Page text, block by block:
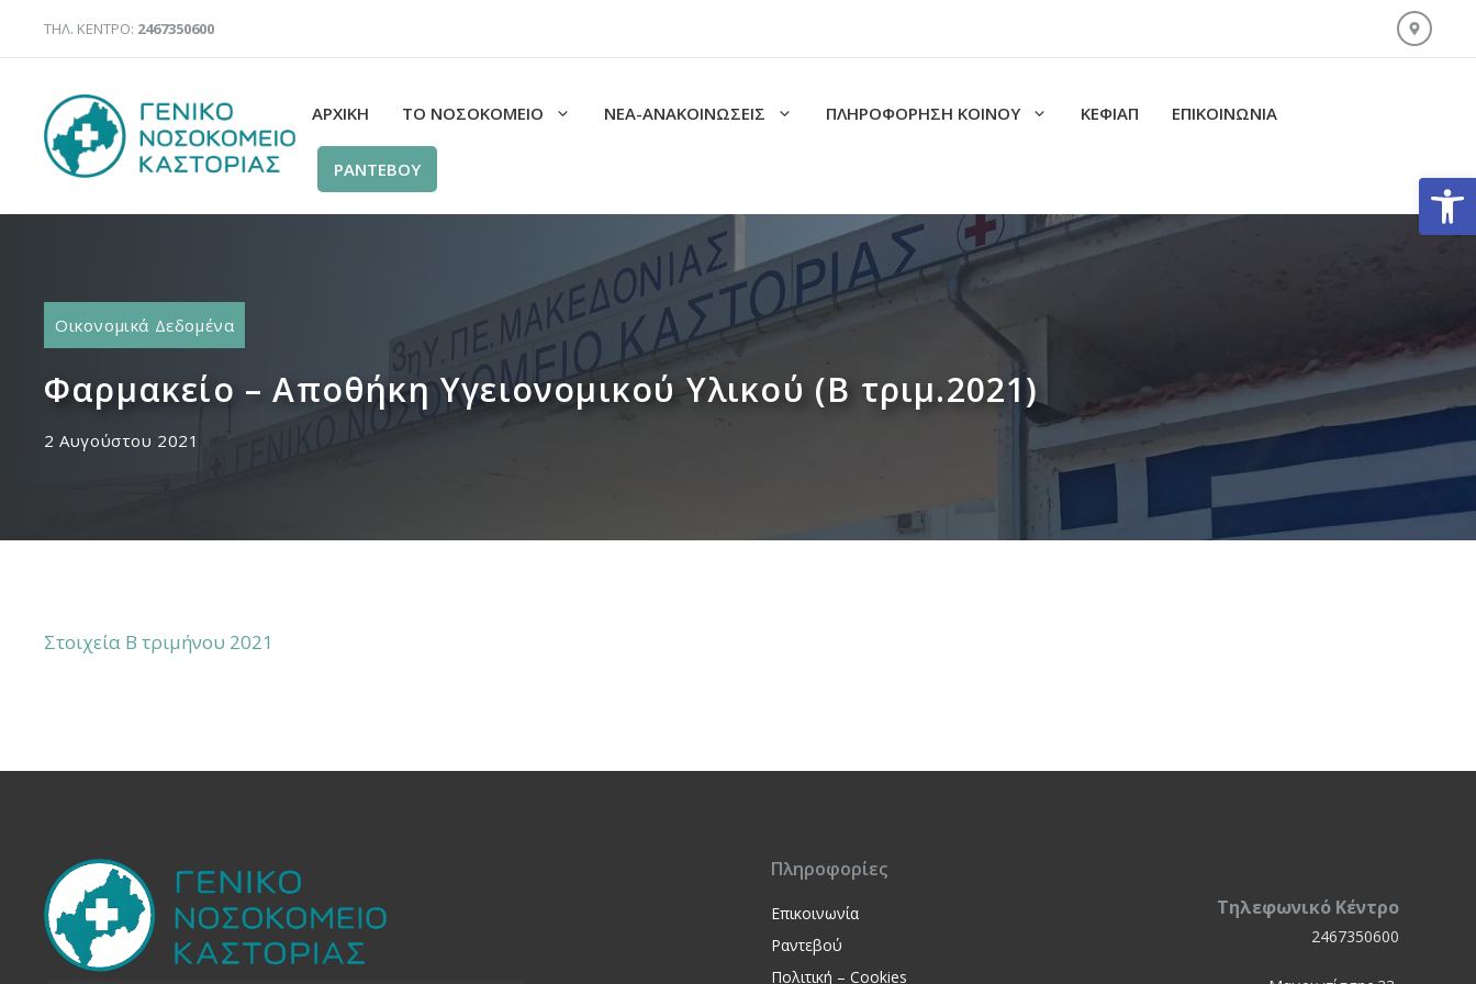
ΤΗΛ. ΚΕΝΤΡΟ: 2467350600
ΑΡΧΙΚΉ ΤΟ ΝΟΣΟΚΟΜΕΙΟ ΝΕΑ-ΑΝΑΚΟΙΝΩΣΕΙΣ ΠΛΗΡΟΦΟΡΗΣΗ ΚΟΙΝΟΥ ΚΕΦΙΑΠ ΕΠΙΚΟΙΝΩΝΊΑ
ΡΑΝΤΕΒΟΥ
Οικονομικά Δεδομένα
Φαρμακείο – Αποθήκη Υγειονομικού Υλικού (Β τριμ.2021)
2 Αυγούστου 2021
Στοιχεία B τριμήνου 2021
Πληροφορίες
Επικοινωνία
Ραντεβού
Πολιτική – Cookies
Τηλεφωνικό Κέντρο
2467350600